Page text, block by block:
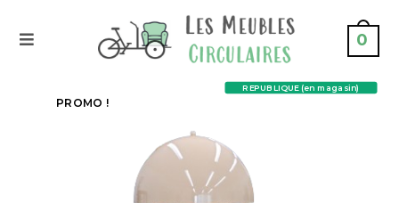
0
PROMO !
REPUBLIQUE (en magasin)